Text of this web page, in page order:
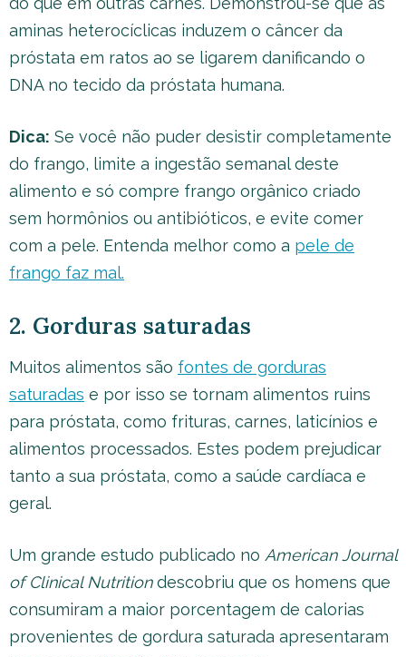
aminas heterocíclicas induzem o câncer da
próstata em ratos ao se ligarem danificando o
DNA no tecido da próstata humana.
Dica: Se você não puder desistir completamente
do frango, limite a ingestão semanal deste
alimento e só compre frango orgânico criado
sem hormônios ou antibióticos, e evite comer
com a pele. Entenda melhor como a pele de
frango faz mal.
2. Gorduras saturadas
Muitos alimentos são fontes de gorduras
saturadas e por isso se tornam alimentos ruins
para próstata, como frituras, carnes, laticínios e
alimentos processados. Estes podem prejudicar
tanto a sua próstata, como a saúde cardíaca e
geral.
Um grande estudo publicado no American Journal
of Clinical Nutritiondescobriu que os homens que
consumiram a maior porcentagem de calorias
provenientes de gordura saturada apresentaram